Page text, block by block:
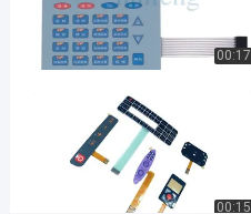
tastbare
membraan
#
schakelaar
van de
00:17
00:15